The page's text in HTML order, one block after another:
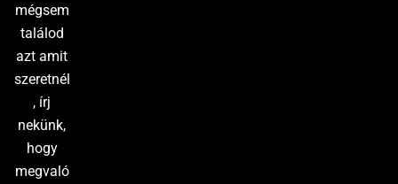
mégsem
találod
azt amit
szeretnél
, írj
nekünk,
hogy
megvaló